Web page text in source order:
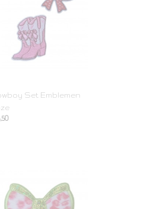
Set Emblemen